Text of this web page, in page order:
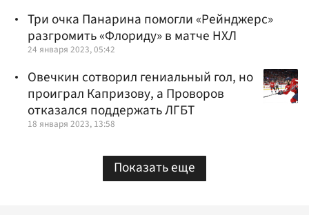
Три очка Панарина помогли «Рейнджерс»
разгромить «Флориду» в матче НХЛ
24 января 2023, 05:42
Овечкин сотворил гениальный гол, но
проиграл Капризову, а Проворов
отказался поддержать ЛГБТ
18 января 2023, 13:58
Показать еще